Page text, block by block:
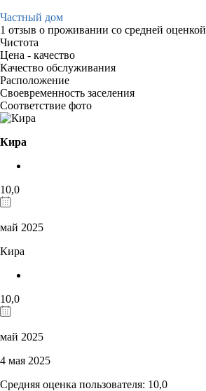
Частный дом
1 отзыв о проживании со средней оценкой
Чистота
Цена - качество
Качество обслуживания
Расположение
Своевременность заселения
Соответствие фото
Кира
10,0
май 2025
Кира
10,0
май 2025
4 мая 2025
Средняя оценка пользователя: 10,0